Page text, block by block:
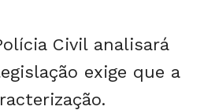
Civil analisará
exige que a